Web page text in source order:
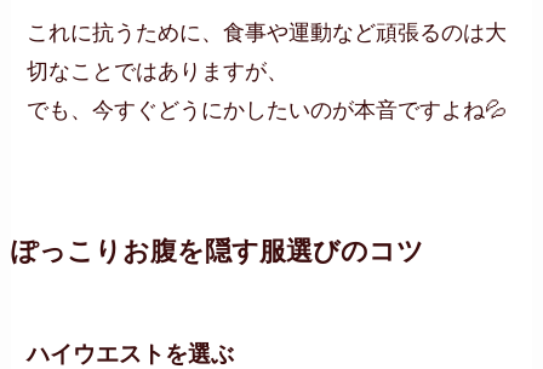
これに抗うために、食事や運動など頑張るのは大
切なことではありますが、
でも、今すぐどうにかしたいのが本音ですよね💦
ぽっこりお腹を隠す服選びのコツ
ハイウエストを選ぶ